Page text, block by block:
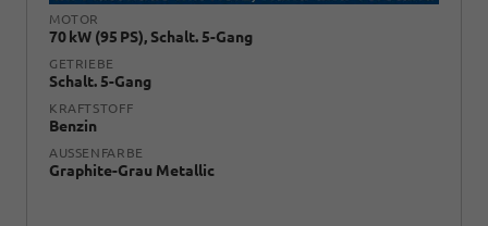
MOTOR
70 kW (95 PS), Schalt. 5-Gang
GETRIEBE
Schalt. 5-Gang
KRAFTSTOFF
Benzin
AUSSENFARBE
Graphite-Grau Metallic